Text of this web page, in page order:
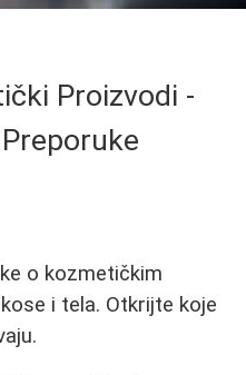
Proizvodi -
o kozmetičkim
i tela. Otkrijte koje